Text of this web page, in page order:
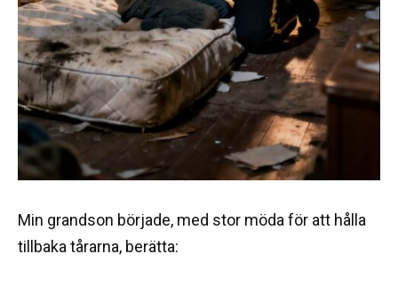
Min grandson började, med stor möda för att hålla
tillbaka tårarna, berätta: